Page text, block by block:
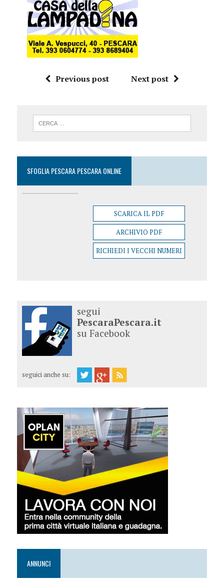
Previous post Next post
SFOGLIA PESCARA PESCARA ONLINE
SCARICA IL PDF
ARCHIVIO PDF
RICHIEDI I VECCHI NUMERI
segui
PescaraPescara.it
su Facebook
seguici anche su:
ANNUNCI